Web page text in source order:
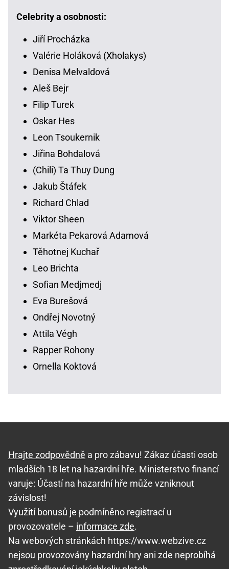
Celebrity a osobnosti:
Jiří Procházka
Valérie Holáková (Xholakys)
Denisa Melvaldová
Aleš Bejr
Filip Turek
Oskar Hes
Leon Tsoukernik
Jiřina Bohdalová
(Chili) Ta Thuy Dung
Jakub Štáfek
Richard Chlad
Viktor Sheen
Markéta Pekarová Adamová
Těhotnej Kuchař
Leo Brichta
Sofian Medjmedj
Eva Burešová
Ondřej Novotný
Attila Végh
Rapper Rohony
Ornella Koktová
Hrajte zodpovědně a pro zábavu! Zákaz účasti osob
mladších 18 let na hazardní hře. Ministerstvo financí
varuje: Účastí na hazardní hře může vzniknout
závislost!
Využití bonusů je podmíněno registrací u
provozovatele – informace zde.
Na webových stránkách https://www.webzive.cz
nejsou provozovány hazardní hry ani zde neprobíhá